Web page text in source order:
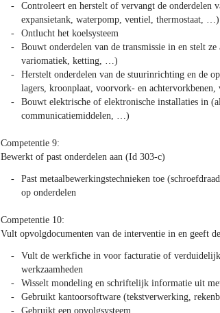
Controleert en herstelt of vervangt de onderdelen
expansietank, waterpomp, ventiel, thermostaat, …)
Ontlucht het koelsysteem
Bouwt onderdelen van de transmissie in en stelt
variomatiek, ketting, …)
Herstelt onderdelen van de stuurinrichting en de
lagers, kroonplaat, voorvork- en
Bouwt elektrische of elektronische installaties in
communicatiemiddelen, …)
Competentie 9:
Bewerkt of past onderdelen aan (Id 303-c)
Past metaalbewerkingstechnieken toe
op onderdelen
Competentie 10:
Vult opvolgdocumenten van de interventie in en geeft
Vult de werkfiche in voor facturatie of
werkzaamheden
Wisselt mondeling en schriftelijk informatie uit
Gebruikt kantoorsoftware (tekstverwerking,
Gebruikt een opvolgsysteem